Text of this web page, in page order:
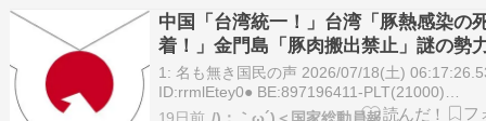
中国「台湾統一！」台湾「豚熱感染の
着！」金門島「豚肉搬出禁止」謎の勢
糧攻め！」小泉進次郎「核政策議論(提
フィンランド「核持ち込み解禁！」→
1: 名も無き国民の声 2026/07/18(土)
ID:rrmlEtey0● BE:897196411-PLT(21000)
https://hayabusa3.2ch.sc/test/read.cgi/news/